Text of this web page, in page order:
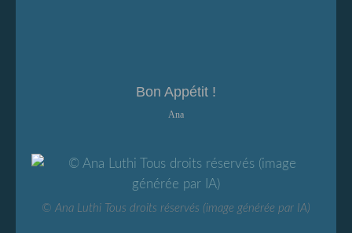
Bon Appétit !
Ana
© Ana Luthi Tous droits réservés (image générée par IA)